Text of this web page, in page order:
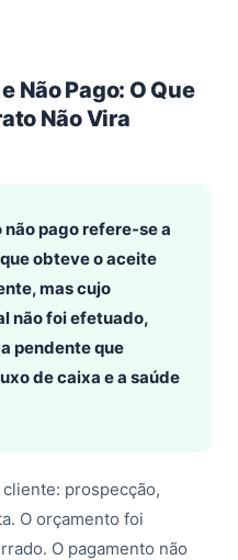
Não Pago: O Que
Não Vira
pago refere-se a
obteve o aceite
mas cujo
não foi efetuado,
pendente que
de caixa e a saúde
prospecção,
O orçamento foi
O pagamento não